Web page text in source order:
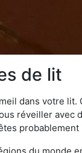
de lit
dans votre lit.
réveiller avec